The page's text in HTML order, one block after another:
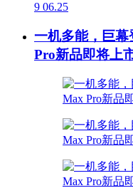
9 06.25
一机多能，巨
Pro新品即将上